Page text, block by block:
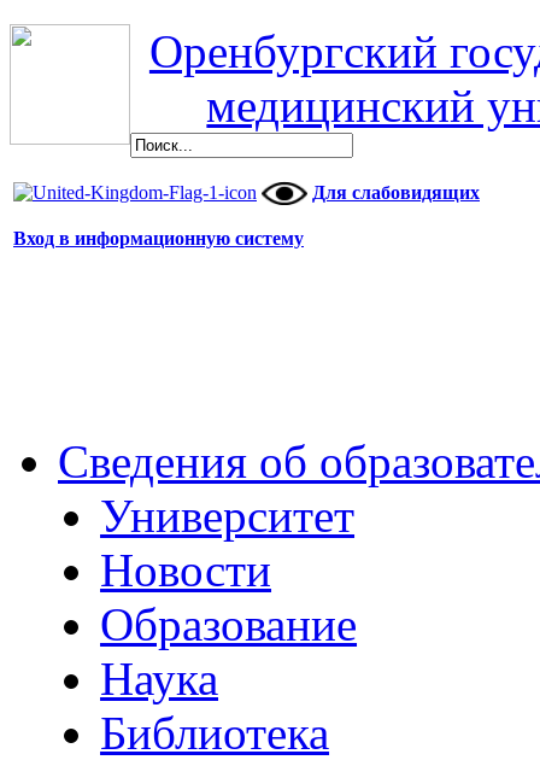
Оренбургский
медицинский
Для слабовидящих
Вход в информационную систему
Сведения об
Университет
Новости
Образование
Наука
Библиотека